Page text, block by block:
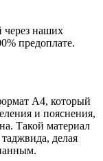
через наших
предоплате.
А4, который
и пояснения,
Такой материал
делая